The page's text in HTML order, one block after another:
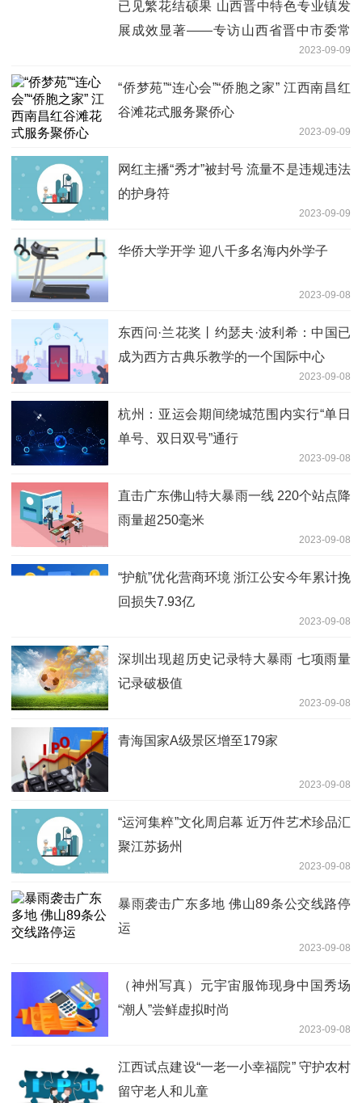
已见繁花结硕果 山西晋中特色专业镇发
展成效显著——专访山西省晋中市委常
2023-09-09
“侨梦苑”“连心会”“侨胞之家” 江西南昌红
谷滩花式服务聚侨心
2023-09-09
网红主播“秀才”被封号 流量不是违规违法
的护身符
2023-09-09
华侨大学开学 迎八千多名海内外学子
2023-09-08
东西问·兰花奖丨约瑟夫·波利希：中国已
成为西方古典乐教学的一个国际中心
2023-09-08
杭州：亚运会期间绕城范围内实行“单日
单号、双日双号”通行
2023-09-08
直击广东佛山特大暴雨一线 220个站点降
雨量超250毫米
2023-09-08
“护航”优化营商环境 浙江公安今年累计挽
回损失7.93亿
2023-09-08
深圳出现超历史记录特大暴雨 七项雨量
记录破极值
2023-09-08
青海国家A级景区增至179家
2023-09-08
“运河集粹”文化周启幕 近万件艺术珍品汇
聚江苏扬州
2023-09-08
暴雨袭击广东多地 佛山89条公交线路停
运
2023-09-08
（神州写真）元宇宙服饰现身中国秀场
“潮人”尝鲜虚拟时尚
2023-09-08
江西试点建设“一老一小幸福院” 守护农村
留守老人和儿童